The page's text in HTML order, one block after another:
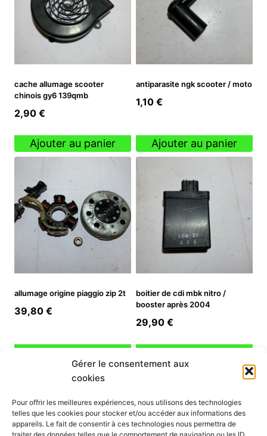
Gérer le consentement aux
cookies
Pour offrir les meilleures expériences, nous utilisons des technologies
telles que les cookies pour stocker et/ou accéder aux informations des
appareils. Le fait de consentir à ces technologies nous permettra de
cache allumage scooter
chinois gy6 139qmb
2,90 €
Ajouter au panier
antiparasite ngk scooter / moto
1,10 €
Ajouter au panier
allumage origine piaggio zip 2t
39,80 €
boitier de cdi mbk nitro /
booster après 2004
29,90 €
INFORMATION
Mon compte